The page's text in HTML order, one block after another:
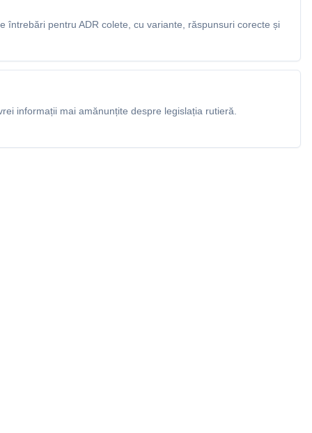
întrebări pentru ADR colete, cu variante, răspunsuri corecte și
informații mai amănunțite despre legislația rutieră.